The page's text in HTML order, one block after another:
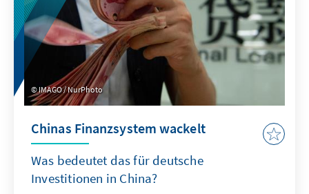
IMAGO / NurPhoto
Chinas Finanzsystem wackelt
Was bedeutet das für deutsche
Investitionen in China?